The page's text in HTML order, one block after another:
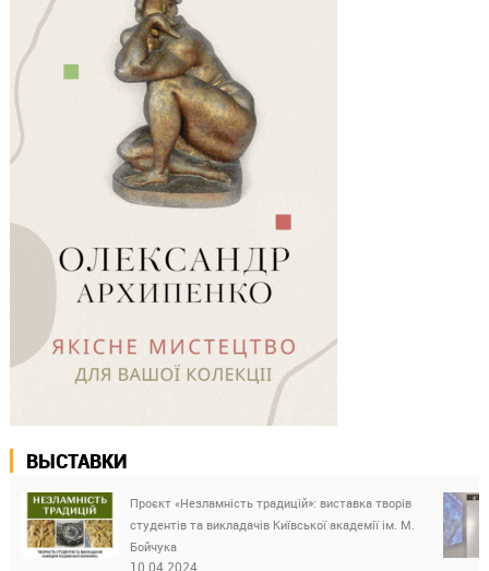
ВЫСТАВКИ
Проєкт «Незламність традицій»: виставка творів
студентів та викладачів Київської академії ім. М.
Бойчука
10.04.2024